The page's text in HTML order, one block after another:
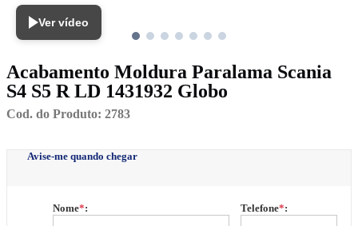
Ver vídeo
Acabamento Moldura Paralama Scania
S4 S5 R LD 1431932 Globo
Cod. do Produto: 2783
Avise-me quando chegar
Nome*: Telefone*: